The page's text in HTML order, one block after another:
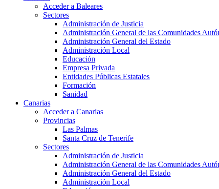
Acceder a Baleares
Sectores
Administración de Justicia
Administración General de las Comunidades
Administración General del Estado
Administración Local
Educación
Empresa Privada
Entidades Públicas Estatales
Formación
Sanidad
Canarias
Acceder a Canarias
Provincias
Las Palmas
Santa Cruz de Tenerife
Sectores
Administración de Justicia
Administración General de las Comunidades
Administración General del Estado
Administración Local